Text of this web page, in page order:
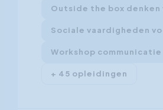
Outside the box denken
Sociale vaardigheden
Workshop communicatie
+ 45 opleidingen